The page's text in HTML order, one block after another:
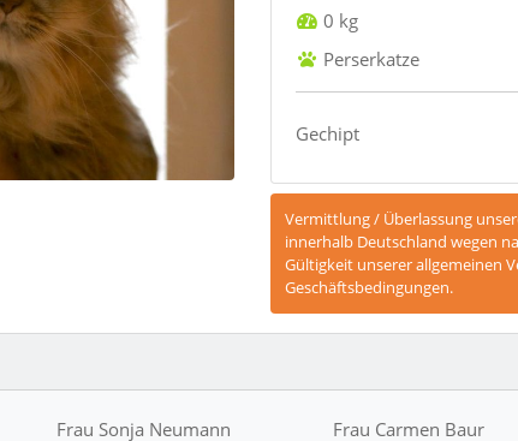
0 kg
Perserkatze
Gechipt
Vermittlung / Überlassung
innerhalb Deutschland wegen
Gültigkeit unserer allgemeinen
Geschäftsbedingungen.
Frau Sonja Neumann
Frau Carmen Baur